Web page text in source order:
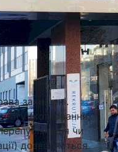
захищені.
(копіювання,
чи
дозволяється